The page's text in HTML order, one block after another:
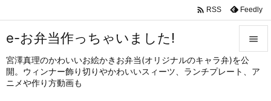
e-お弁当作っちゃいました!
宮澤真理のかわいいお絵かきお弁当(オリジナルのキャラ弁)を公
開。ウィンナー飾り切りやかわいいスィーツ、ランチプレート、ア
ニメや作り方動画も


メニュ
 RSS Feedly